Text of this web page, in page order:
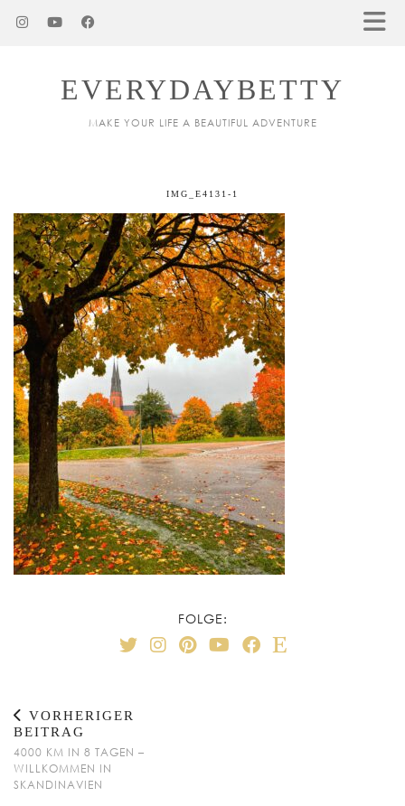
EVERYDAYBETTY
MAKE YOUR LIFE A BEAUTIFUL ADVENTURE
IMG_E4131-1
FOLGE:
VORHERIGER
BEITRAG
4000 KM IN 8 TAGEN –
WILLKOMMEN IN
SKANDINAVIEN